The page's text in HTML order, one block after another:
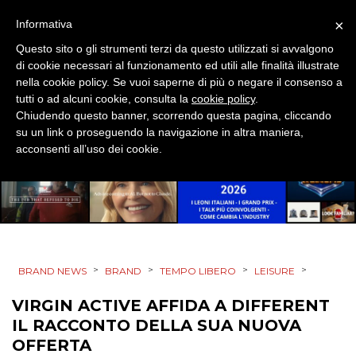
PRODOTTI
PUNTI VENDITA
CSR
DIGITALE
EDITORIA
ESTERNA
BRAND NEWS > BRAND > TEMPO LIBERO > LEISURE >
VIRGIN ACTIVE AFFIDA A DIFFERENT
IL RACCONTO DELLA SUA NUOVA
OFFERTA
×
Informativa
Questo sito o gli strumenti terzi da questo utilizzati si avvalgono
di cookie necessari al funzionamento ed utili alle finalità illustrate
nella cookie policy. Se vuoi saperne di più o negare il consenso a
tutti o ad alcuni cookie, consulta la cookie policy.
Chiudendo questo banner, scorrendo questa pagina, cliccando
su un link o proseguendo la navigazione in altra maniera,
acconsenti all’uso dei cookie.